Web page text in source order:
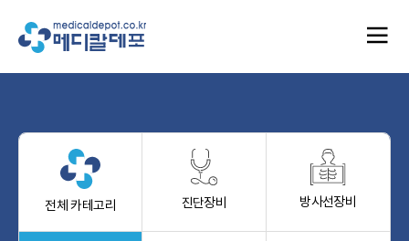
전체 카테고리 진단장비 방사선장비